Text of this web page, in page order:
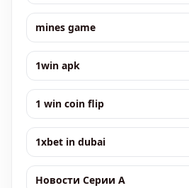
mines game
1win apk
1 win coin flip
1xbet in dubai
Новости Серии А